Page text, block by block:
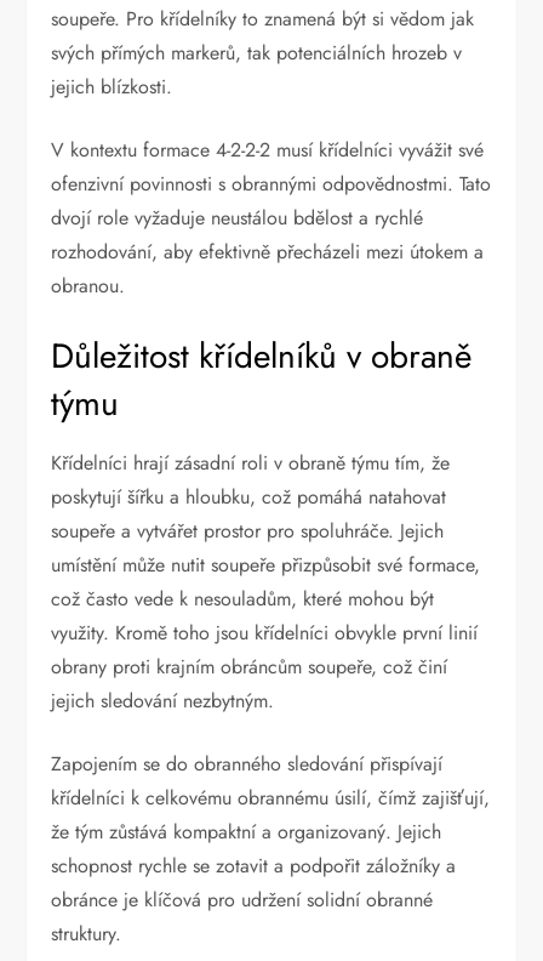
soupeře. Pro křídelníky to znamená být si vědom jak
svých přímých markerů, tak potenciálních hrozeb v
jejich blízkosti.
V kontextu formace 4-2-2-2 musí křídelníci vyvážit své
ofenzivní povinnosti s obrannými odpovědnostmi. Tato
dvojí role vyžaduje neustálou bdělost a rychlé
rozhodování, aby efektivně přecházeli mezi útokem a
obranou.
Důležitost křídelníků v obraně
týmu
Křídelníci hrají zásadní roli v obraně týmu tím, že
poskytují šířku a hloubku, což pomáhá natahovat
soupeře a vytvářet prostor pro spoluhráče. Jejich
umístění může nutit soupeře přizpůsobit své formace,
což často vede k nesouladům, které mohou být
využity. Kromě toho jsou křídelníci obvykle první linií
obrany proti krajním obráncům soupeře, což činí
jejich sledování nezbytným.
Zapojením se do obranného sledování přispívají
křídelníci k celkovému obrannému úsilí, čímž zajišťují,
že tým zůstává kompaktní a organizovaný. Jejich
schopnost rychle se zotavit a podpořit záložníky a
obránce je klíčová pro udržení solidní obranné
struktury.